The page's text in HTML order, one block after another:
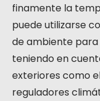
finamente la
puede utilizarse
de ambiente para
teniendo en
exteriores como
reguladores